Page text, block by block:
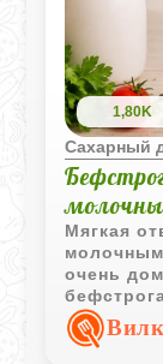
1,80K
Сахарный
Мягкая
очень
легкого